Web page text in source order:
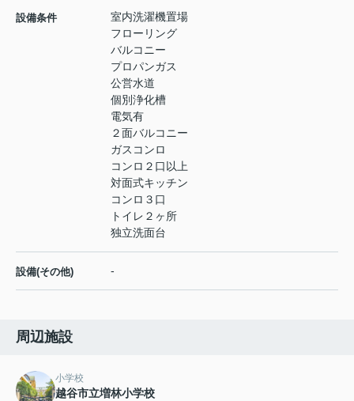
設備条件
室内洗濯機置場
フローリング
バルコニー
プロパンガス
公営水道
個別浄化槽
電気有
２面バルコニー
ガスコンロ
コンロ２口以上
対面式キッチン
コンロ３口
トイレ２ヶ所
独立洗面台
設備(その他) -
周辺施設
小学校
越谷市立増林小学校